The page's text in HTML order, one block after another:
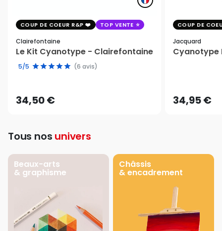
COUP DE COEUR R&P TOP VENTE
Clairefontaine
Le Kit Cyanotype - Clairefontaine
5/5 (6 avis)
34,50 €
COUP DE
Jacquard
Cyanotype
34,95 €
Tous nos univers
Beaux-arts
& graphisme
Châssis
& encadrement